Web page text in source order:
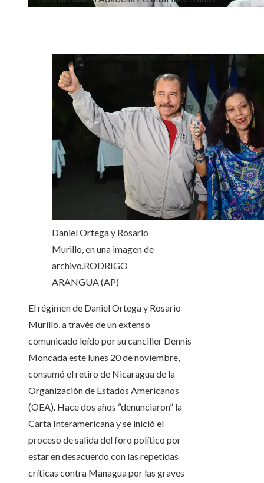
Daniel Ortega y Rosario
Murillo, en una imagen de
archivo.RODRIGO
ARANGUA (AP)
El régimen de Daniel Ortega y Rosario
Murillo, a través de un extenso
comunicado leído por su canciller Dennis
Moncada este lunes 20 de noviembre,
consumó el retiro de Nicaragua de la
Organización de Estados Americanos
(OEA). Hace dos años “denunciaron” la
Carta Interamericana y se inició el
proceso de salida del foro político por
estar en desacuerdo con las repetidas
críticas contra Managua por las graves